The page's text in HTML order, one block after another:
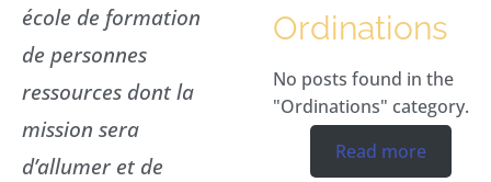
école de formation
de personnes
ressources dont la
mission sera
d’allumer et de
Ordinations
No posts found in the
"Ordinations" category.
Read more